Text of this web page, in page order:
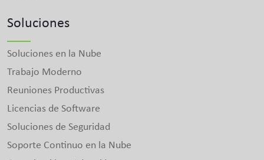
Soluciones
Soluciones en la Nube
Trabajo Moderno
Reuniones Productivas
Licencias de Software
Soluciones de Seguridad
Soporte Continuo en la Nube